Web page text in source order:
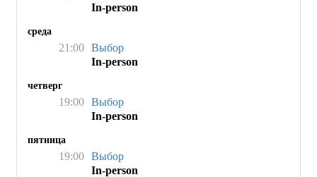
In-person
среда
21:00 Выбор
In-person
четверг
19:00 Выбор
In-person
пятница
19:00 Выбор
In-person